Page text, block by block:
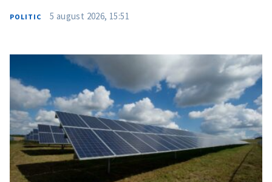
POLITIC 5 august 2026, 15:51